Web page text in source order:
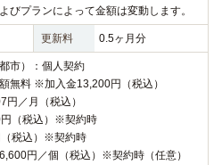
びプランによって金額は変動します。
更新料 0.5ヶ月分
市）：個人契約
無料 ※加入金13,200円（税込）
円／月（税込）
（税込）※契約時
税込）※契約時
円／個（税込）※契約時（任意）